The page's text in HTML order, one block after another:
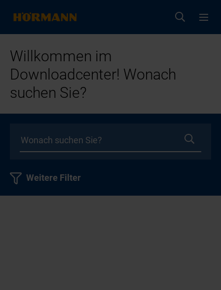
Willkommen im
Downloadcenter! Wonach
suchen Sie?
Weitere Filter